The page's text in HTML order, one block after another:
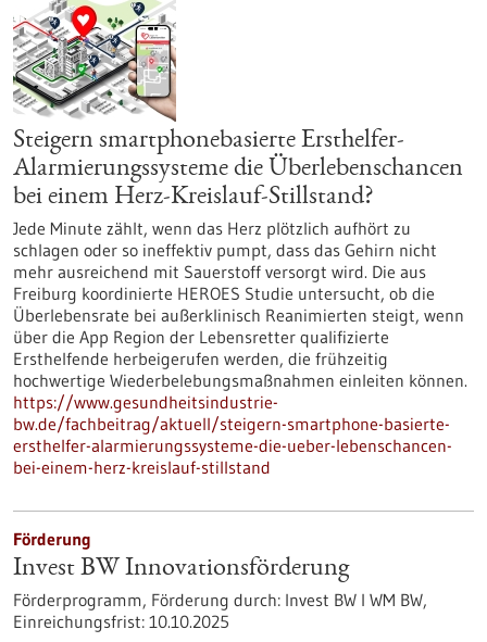
Steigern smartphonebasierte Ersthelfer-
Alarmierungssysteme die Überlebenschancen
bei einem Herz-Kreislauf-Stillstand?
Jede Minute zählt, wenn das Herz plötzlich aufhört zu
schlagen oder so ineffektiv pumpt, dass das Gehirn nicht
mehr ausreichend mit Sauerstoff versorgt wird. Die aus
Freiburg koordinierte HEROES Studie untersucht, ob die
Überlebensrate bei außerklinisch Reanimierten steigt, wenn
über die App Region der Lebensretter qualifizierte
Ersthelfende herbeigerufen werden, die frühzeitig
hochwertige Wiederbelebungsmaßnahmen einleiten können.
https://www.gesundheitsindustrie-
bw.de/fachbeitrag/aktuell/steigern-smartphone-basierte-
ersthelfer-alarmierungssysteme-die-ueber-lebenschancen-
bei-einem-herz-kreislauf-stillstand
Förderung
Invest BW Innovationsförderung
Förderprogramm, Förderung durch: Invest BW I WM BW,
Einreichungsfrist: 10.10.2025